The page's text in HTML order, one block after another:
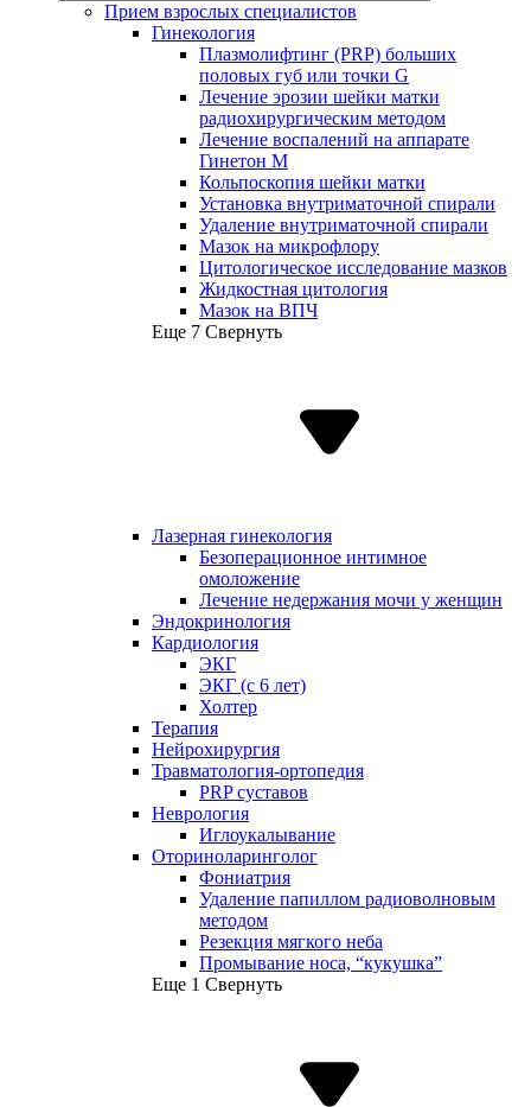
Прием взрослых специалистов
Гинекология
Плазмолифтинг (PRP) больших
половых губ или точки G
Лечение эрозии шейки матки
радиохирургическим методом
Лечение воспалений на аппарате
Гинетон М
Кольпоскопия шейки матки
Установка внутриматочной спирали
Удаление внутриматочной спирали
Мазок на микрофлору
Цитологическое исследование мазков
Жидкостная цитология
Мазок на ВПЧ
Еще 7 Свернуть
Лазерная гинекология
Безоперационное интимное
омоложение
Лечение недержания мочи у женщин
Эндокринология
Кардиология
ЭКГ
ЭКГ (с 6 лет)
Холтер
Терапия
Нейрохирургия
Травматология-ортопедия
PRP суставов
Неврология
Иглоукалывание
Оториноларинголог
Фониатрия
Удаление папиллом радиоволновым
методом
Резекция мягкого неба
Промывание носа, “кукушка”
Еще 1 Свернуть